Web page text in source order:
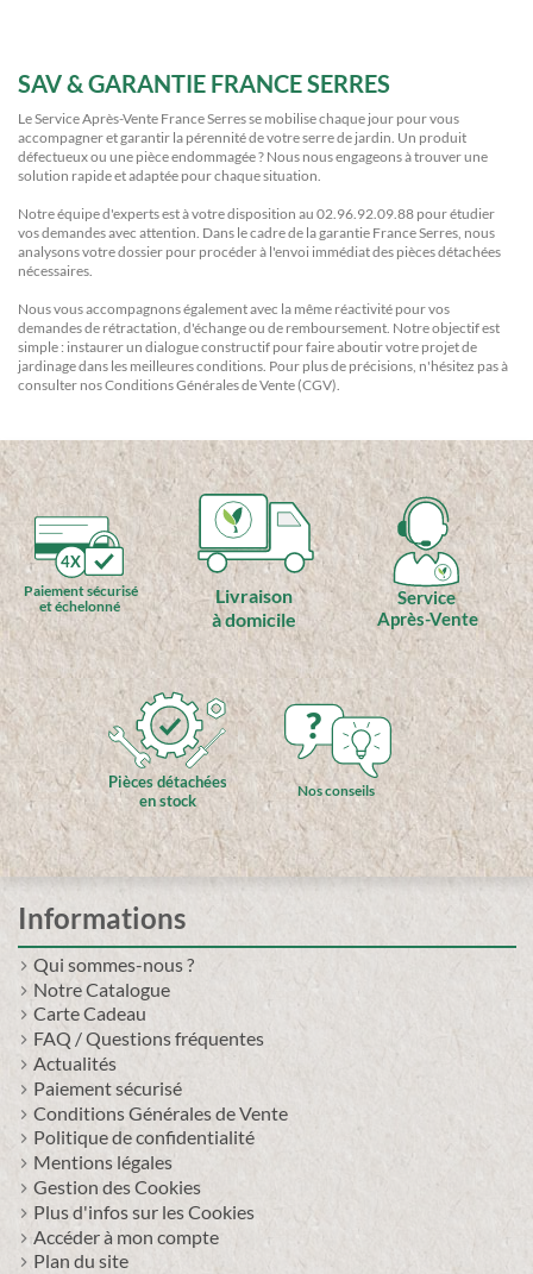
SAV & GARANTIE FRANCE SERRES
Le Service Après-Vente France Serres se mobilise chaque jour pour vous
accompagner et garantir la pérennité de votre serre de jardin. Un produit
défectueux ou une pièce endommagée ? Nous nous engageons à trouver une
solution rapide et adaptée pour chaque situation.
Notre équipe d'experts est à votre disposition au 02.96.92.09.88 pour étudier
vos demandes avec attention. Dans le cadre de la garantie France Serres, nous
analysons votre dossier pour procéder à l'envoi immédiat des pièces détachées
nécessaires.
Nous vous accompagnons également avec la même réactivité pour vos
demandes de rétractation, d'échange ou de remboursement. Notre objectif est
simple : instaurer un dialogue constructif pour faire aboutir votre projet de
jardinage dans les meilleures conditions. Pour plus de précisions, n'hésitez pas à
consulter nosConditions Générales de Vente(CGV).
4X
Paiement sécurisé
et échelonné
Livraison
à domicile
Service
Après-Vente
Pièces détachées
en stock
?
Nos conseils
Informations
Qui sommes-nous ?
Notre Catalogue
Carte Cadeau
FAQ / Questions fréquentes
Actualités
Paiement sécurisé
Conditions Générales de Vente
Politique de confidentialité
Mentions légales
Gestion des Cookies
Plus d'infos sur les Cookies
Accéder à mon compte
Plan du site